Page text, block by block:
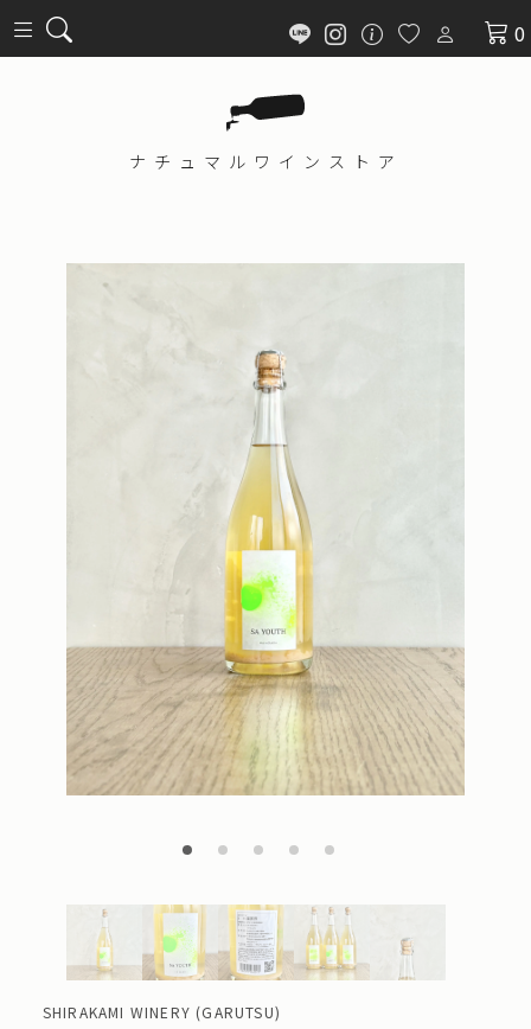
0
ナチュマル ワインストア
SHIRAKAMI WINERY (GARUTSU)